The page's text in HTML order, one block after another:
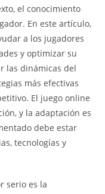
el conocimiento
En este artículo,
a los jugadores
y optimizar su
las dinámicas del
más efectivas
El juego online
y la adaptación es
debe estar
tecnologías y
serio es la